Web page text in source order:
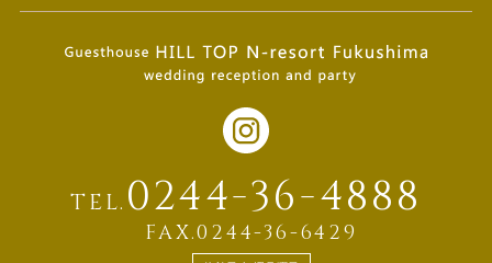
TEL. 0244-36-4888
FAX.0244-36-6429